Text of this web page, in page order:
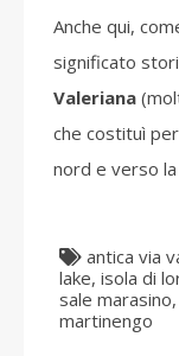
Anche qui,
significato
Valeriana
che costituì
nord e verso
antica via
lake, isola di
sale marasino,
martinengo